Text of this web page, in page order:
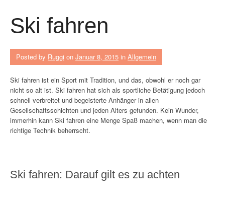
Ski fahren
Posted by Ruggi on Januar 8, 2015 in Allgemein
Ski fahren ist ein Sport mit Tradition, und das, obwohl er noch gar
nicht so alt ist. Ski fahren hat sich als sportliche Betätigung jedoch
schnell verbreitet und begeisterte Anhänger in allen
Gesellschaftsschichten und jeden Alters gefunden. Kein Wunder,
immerhin kann Ski fahren eine Menge Spaß machen, wenn man die
richtige Technik beherrscht.
Ski fahren: Darauf gilt es zu achten